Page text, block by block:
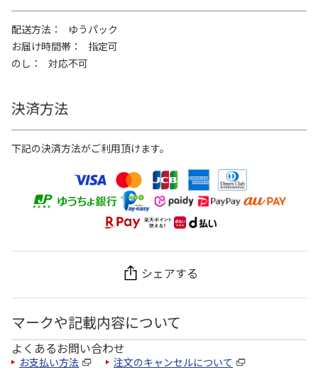
配送方法
ゆうパック
お届け時間帯
指定可
のし
対応不可
決済方法
下記の決済方法がご利用頂けます。
シェアする
マークや記載内容について
よくあるお問い合わせ
お支払い方法 注文のキャンセルについて